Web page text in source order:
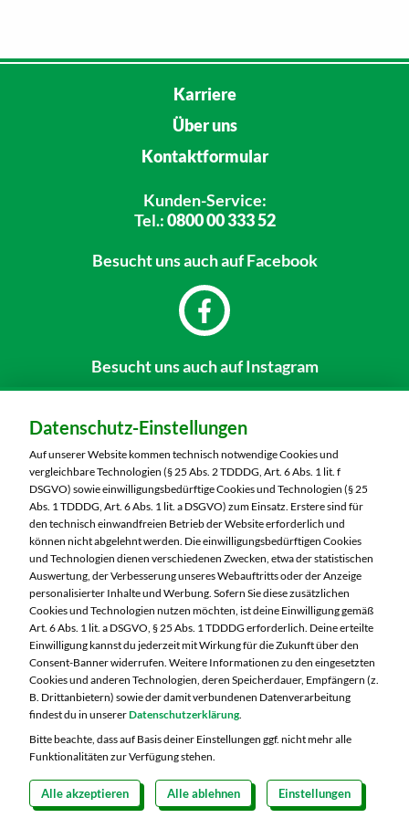
Karriere
Über uns
Kontaktformular
Kunden-Service:
Tel.:0800 00 333 52
Besucht unsauch auf Facebook
Besucht unsauch auf Instagram
Dein Markt:
MARKTKAUF Markkleeberg
Städtelner Straße 54
04416 Markkleeberg
Telefon:0341 35390
Markt ändern
Öffnungszeiten diese Woche:
Mo:
07:00 – 20:00 Uhr
Di:
07:00 – 20:00 Uhr
Do:
07:00 – 21:00 Uhr
Sa:
07:00 – 21:00 Uhr
Datenschutz-Einstellungen
Auf unserer Website kommen technisch notwendige Cookies und
vergleichbare Technologien (§ 25 Abs. 2 TDDDG, Art. 6 Abs. 1 lit. f
DSGVO) sowie einwilligungsbedürftige Cookies und Technologien (§ 25
Abs. 1 TDDDG, Art. 6 Abs. 1 lit. a DSGVO) zum Einsatz. Erstere sind für
den technisch einwandfreien Betrieb der Website erforderlich und
können nicht abgelehnt werden. Die einwilligungsbedürftigen Cookies
und Technologien dienen verschiedenen Zwecken, etwa der statistischen
Auswertung, der Verbesserung unseres Webauftritts oder der Anzeige
personalisierter Inhalte und Werbung. Sofern Sie diese zusätzlichen
Cookies und Technologien nutzen möchten, ist deine Einwilligung gemäß
Art. 6 Abs. 1 lit. a DSGVO, § 25 Abs. 1 TDDDG erforderlich. Deine erteilte
Einwilligung kannst du jederzeit mit Wirkung für die Zukunft über den
Consent-Banner widerrufen. Weitere Informationen zu den eingesetzten
Cookies und anderen Technologien, deren Speicherdauer, Empfängern (z.
B. Drittanbietern) sowie der damit verbundenen Datenverarbeitung
findest du in unsererDatenschutzerklärung.
Bitte beachte, dass auf Basis deiner Einstellungen ggf. nicht mehr alle
Funktionalitäten zur Verfügung stehen.
Alle akzeptieren Alle ablehnen Einstellungen